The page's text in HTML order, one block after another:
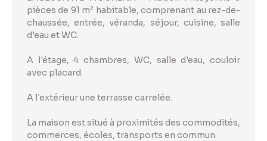
pièces de 91 m² habitable, comprenant au rez-de-
chaussée, entrée, véranda, séjour, cuisine, salle
d'eau et WC.
A l'étage, 4 chambres, WC, salle d'eau, couloir
avec placard.
A l'extérieur une terrasse carrelée.
La maison est situé à proximités des commodités,
commerces, écoles, transports en commun.